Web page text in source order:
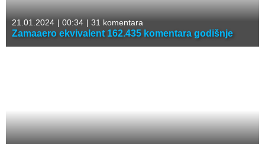
21.01.2024 | 00:34 | 31 komentara
Zamaaero ekvivalent 162.435 komentara godišnje